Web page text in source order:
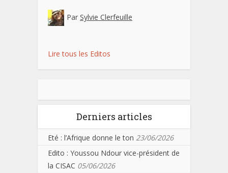
Par Sylvie Clerfeuille
Lire tous les Editos
Derniers articles
Eté : l’Afrique donne le ton 23/06/2026
Edito : Youssou Ndour vice-président de
la CISAC 05/06/2026